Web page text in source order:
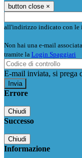
button close ×
all'indirizzo indicato con le
Non hai una e-mail
tramite la Login Spaggiari
E-mail inviata, si prega
Errore
Chiudi
Successo
Chiudi
Informazione